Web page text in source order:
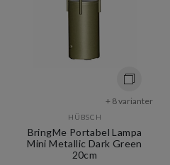
+ 8 varianter
HÜBSCH
BringMe Portabel Lampa
Mini Metallic Dark Green
20cm